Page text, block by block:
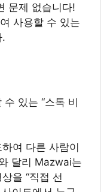
문제 없습니다!
사용할 수 있는
.
있는 “스톡 비
여 다른 사람이
달리 Mazwai는
을 “직접 선